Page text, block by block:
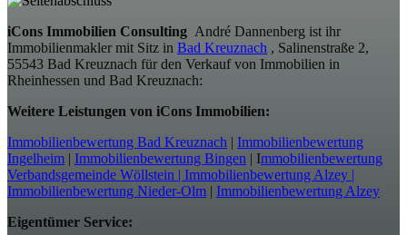
iCons Immobilien Consulting André Dannenberg ist ihr
Immobilienmakler mit Sitz in Bad Kreuznach , Salinenstraße 2,
55543 Bad Kreuznach für den Verkauf von Immobilien in
Rheinhessen und Bad Kreuznach:
Weitere Leistungen von iCons Immobilien:
Immobilienbewertung Bad Kreuznach | Immobilienbewertung
Ingelheim | Immobilienbewertung Bingen | Immobilienbewertung
Verbandsgemeinde Wöllstein | Immobilienbewertung Alzey |
Immobilienbewertung Nieder-Olm | Immobilienbewertung Alzey
Eigentümer Service: